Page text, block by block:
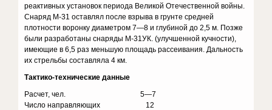
реактивных установок периода Великой Отечественной войны.
Снаряд М-31 оставлял после взрыва в грунте средней
плотности воронку диаметром 7—8 и глубиной до 2,5 м. Позже
были разработаны снаряды М-31УК. (улучшенной кучности),
имеющие в 6,5 раз меньшую площадь рассеивания. Дальность
их стрельбы составляла 4 км.
Тактико-технические данные
Расчет, чел. 5—7
Число направляющих 12